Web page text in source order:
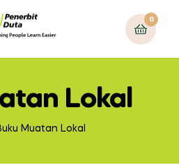
0
Lokal
Muatan Lokal